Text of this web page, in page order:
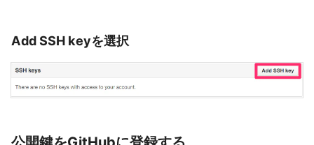
Add SSH keyを選択